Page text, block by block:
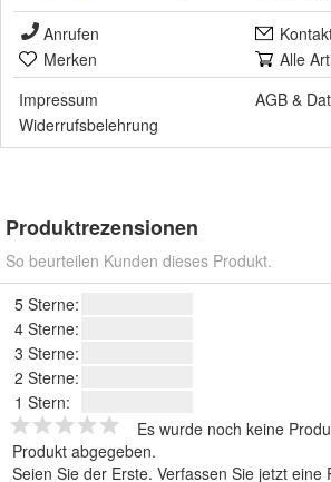
Anrufen
Merken
Alle
Impressum
AGB &
Widerrufsbelehrung
Produktrezensionen
So beurteilen Kunden dieses Produkt.
5 Sterne:
4 Sterne:
3 Sterne:
2 Sterne:
1 Stern:
Es wurde noch keine
Produkt abgegeben.
Seien Sie der Erste. Verfassen Sie jetzt eine